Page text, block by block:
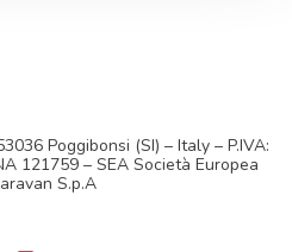
Poggibonsi (SI) – Italy – P.IVA:
121759 – SEA Società Europea
S.p.A